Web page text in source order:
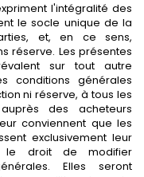
l'intégralité des
le socle unique de la
et, en ce sens,
réserve. Les présentes
sur tout autre
conditions générales
ni réserve, à tous les
des acheteurs
conviennent que les
exclusivement leur
le droit de modifier
Elles seront